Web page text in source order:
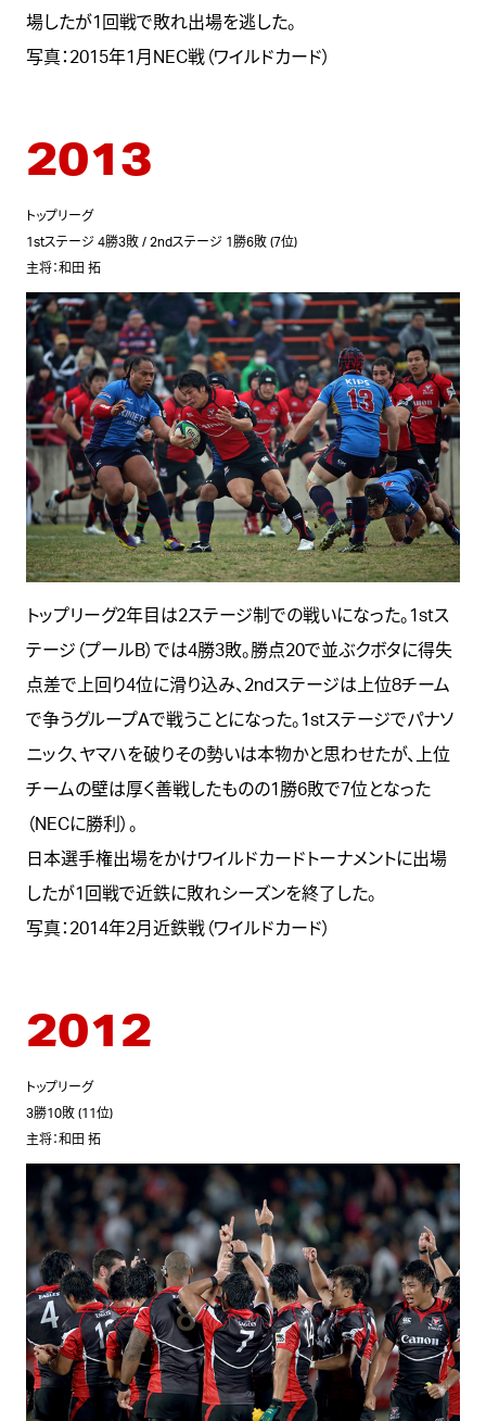
場したが1回戦で敗れ出場を逃した。
写真：2015年1月NEC戦（ワイルドカード）
2013
トップリーグ
1stステージ 4勝3敗 / 2ndステージ 1勝6敗 (7位)
主将：和田 拓
トップリーグ2年目は2ステージ制での戦いになった。1stス
テージ（プールB）では4勝3敗。勝点20で並ぶクボタに得失
点差で上回り4位に滑り込み、2ndステージは上位8チーム
で争うグループAで戦うことになった。1stステージでパナソ
ニック、ヤマハを破りその勢いは本物かと思わせたが、上位
チームの壁は厚く善戦したものの1勝6敗で7位となった
（NECに勝利）。
日本選手権出場をかけワイルドカードトーナメントに出場
したが1回戦で近鉄に敗れシーズンを終了した。
写真：2014年2月近鉄戦（ワイルドカード）
2012
トップリーグ
3勝10敗 (11位)
主将：和田 拓